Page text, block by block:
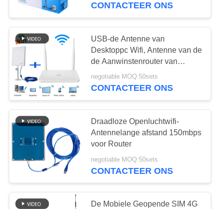
CONTACTEER ONS
USB-de Antenne van
Desktoppc Wifi, Antenne van de
de Aanwinstenrouter van
150mbps de Hoge
negotiable MOQ:50sets
CONTACTEER ONS
Draadloze Openluchtwifi-
Antennelange afstand 150mbps
voor Router
negotiable MOQ:50sets
CONTACTEER ONS
De Mobiele Geopende SIM 4G